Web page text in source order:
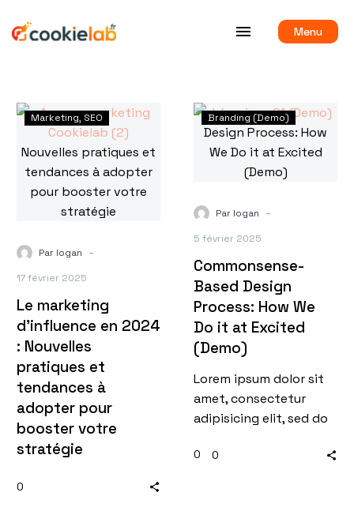
Menu
Marketing SEO
Par logan -
17 février 2025
Le marketing
d’influence en 2024
: Nouvelles
pratiques et
tendances à
adopter pour
booster votre
stratégie
0
Branding (Demo)
Par logan -
5 février 2025
Commonsense-
Based Design
Process: How We
Do it at Excited
(Demo)
Lorem ipsum dolor sit
amet, consectetur
adipisicing elit, sed do
incididunt ut labore et
0 0